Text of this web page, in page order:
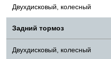
Двухдисковый, колесный
Задний тормоз
Двухдисковый, колесный